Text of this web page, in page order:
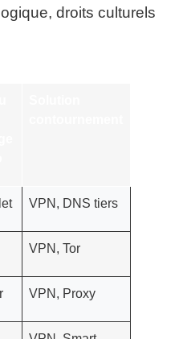
droits culturels
VPN, DNS tiers
VPN, Tor
VPN, Proxy